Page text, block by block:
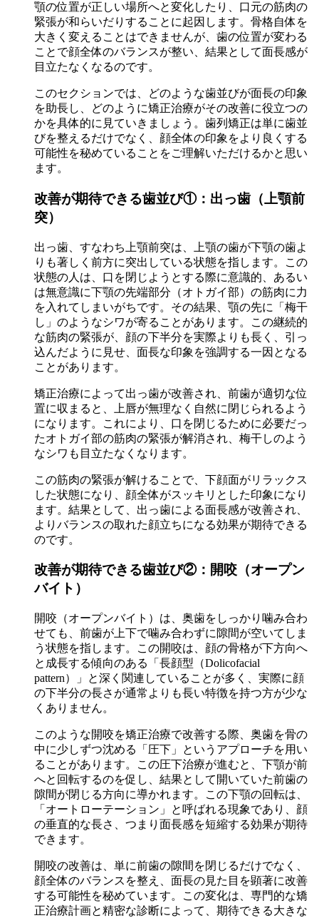
顎の位置が正しい場所へと変化したり、口元の筋肉の
緊張が和らいだりすることに起因します。骨格自体を
大きく変えることはできませんが、歯の位置が変わる
ことで顔全体のバランスが整い、結果として面長感が
目立たなくなるのです。
このセクションでは、どのような歯並びが面長の印象
を助長し、どのように矯正治療がその改善に役立つの
かを具体的に見ていきましょう。歯列矯正は単に歯並
びを整えるだけでなく、顔全体の印象をより良くする
可能性を秘めていることをご理解いただけるかと思い
ます。
改善が期待できる歯並び①：出っ歯（上顎前
突）
出っ歯、すなわち上顎前突は、上顎の歯が下顎の歯よ
りも著しく前方に突出している状態を指します。この
状態の人は、口を閉じようとする際に意識的、あるい
は無意識に下顎の先端部分（オトガイ部）の筋肉に力
を入れてしまいがちです。その結果、顎の先に「梅干
し」のようなシワが寄ることがあります。この継続的
な筋肉の緊張が、顔の下半分を実際よりも長く、引っ
込んだように見せ、面長な印象を強調する一因となる
ことがあります。
矯正治療によって出っ歯が改善され、前歯が適切な位
置に収まると、上唇が無理なく自然に閉じられるよう
になります。これにより、口を閉じるために必要だっ
たオトガイ部の筋肉の緊張が解消され、梅干しのよう
なシワも目立たなくなります。
この筋肉の緊張が解けることで、下顔面がリラックス
した状態になり、顔全体がスッキリとした印象になり
ます。結果として、出っ歯による面長感が改善され、
よりバランスの取れた顔立ちになる効果が期待できる
のです。
改善が期待できる歯並び②：開咬（オープン
バイト）
開咬（オープンバイト）は、奥歯をしっかり噛み合わ
せても、前歯が上下で噛み合わずに隙間が空いてしま
う状態を指します。この開咬は、顔の骨格が下方向へ
と成長する傾向のある「長顔型（Dolicofacial
pattern）」と深く関連していることが多く、実際に顔
の下半分の長さが通常よりも長い特徴を持つ方が少な
くありません。
このような開咬を矯正治療で改善する際、奥歯を骨の
中に少しずつ沈める「圧下」というアプローチを用い
ることがあります。この圧下治療が進むと、下顎が前
へと回転するのを促し、結果として開いていた前歯の
隙間が閉じる方向に導かれます。この下顎の回転は、
「オートローテーション」と呼ばれる現象であり、顔
の垂直的な長さ、つまり面長感を短縮する効果が期待
できます。
開咬の改善は、単に前歯の隙間を閉じるだけでなく、
顔全体のバランスを整え、面長の見た目を顕著に改善
する可能性を秘めています。この変化は、専門的な矯
正治療計画と精密な診断によって、期待できる大きな